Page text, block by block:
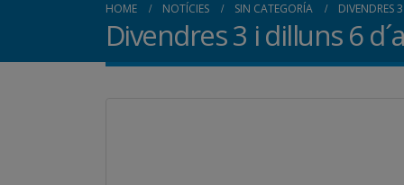
HOME NOTÍCIES SIN CATEGORÍA DIVENDRES
Divendres 3 i dilluns 6